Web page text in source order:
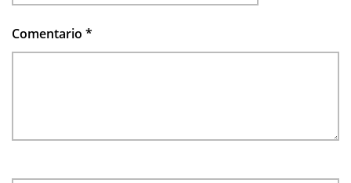
Comentario *